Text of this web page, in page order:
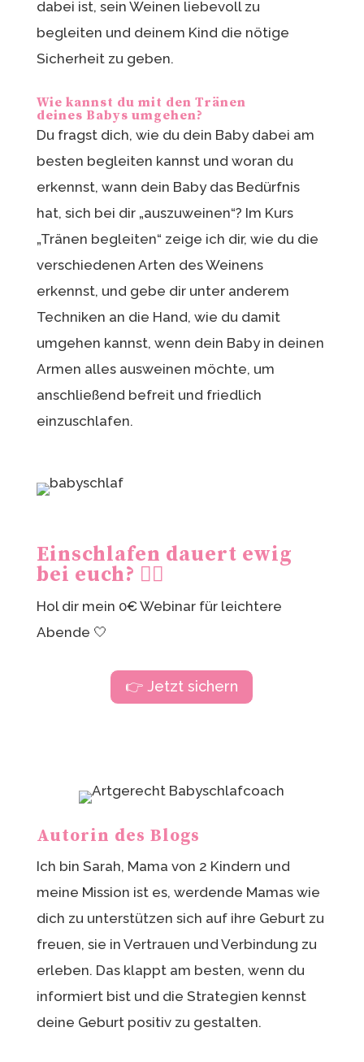
dabei ist, sein Weinen liebevoll zu
begleiten und deinem Kind die nötige
Sicherheit zu geben.
Wie kannst du mit den Tränen
deines Babys umgehen?
Du fragst dich, wie du dein Baby dabei am
besten begleiten kannst und woran du
erkennst, wann dein Baby das Bedürfnis
hat, sich bei dir „auszuweinen“? Im Kurs
„Tränen begleiten“ zeige ich dir, wie du die
verschiedenen Arten des Weinens
erkennst, und gebe dir unter anderem
Techniken an die Hand, wie du damit
umgehen kannst, wenn dein Baby in deinen
Armen alles ausweinen möchte, um
anschließend befreit und friedlich
einzuschlafen.
Einschlafen dauert ewig
bei euch? 😮‍💨
Hol dir mein 0€ Webinar für leichtere
Abende 🤍
👉 Jetzt sichern
Autorin des Blogs
Ich bin Sarah, Mama von 2 Kindern und
meine Mission ist es, werdende Mamas wie
dich zu unterstützen sich auf ihre Geburt zu
freuen, sie in Vertrauen und Verbindung zu
erleben. Das klappt am besten, wenn du
informiert bist und die Strategien kennst
deine Geburt positiv zu gestalten.